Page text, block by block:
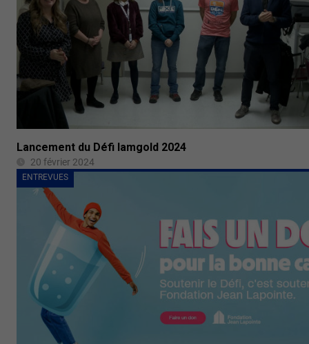
Lancement du Défi Iamgold 2024
20 février 2024
ENTREVUES